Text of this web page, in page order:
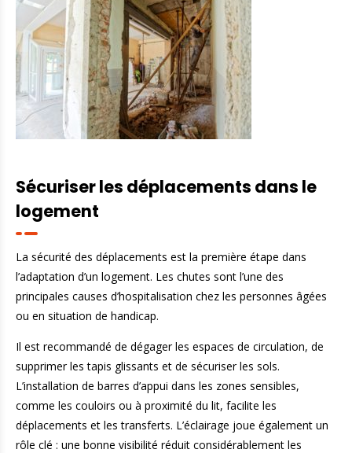
Sécuriser les déplacements dans le
logement
La sécurité des déplacements est la première étape dans
l’adaptation d’un logement. Les chutes sont l’une des
principales causes d’hospitalisation chez les personnes âgées
ou en situation de handicap.
Il est recommandé de dégager les espaces de circulation, de
supprimer les tapis glissants et de sécuriser les sols.
L’installation de barres d’appui dans les zones sensibles,
comme les couloirs ou à proximité du lit, facilite les
déplacements et les transferts. L’éclairage joue également un
rôle clé : une bonne visibilité réduit considérablement les